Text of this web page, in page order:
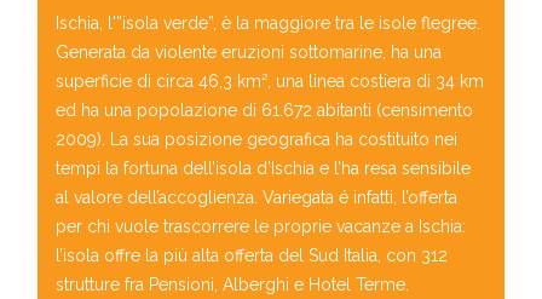
Ischia, l'”isola verde”, è la maggiore tra le isole flegree.
Generata da violente eruzioni sottomarine, ha una
superficie di circa 46,3 km², una linea costiera di 34 km
ed ha una popolazione di 61.672 abitanti (censimento
2009). La sua posizione geografica ha costituito nei
tempi la fortuna dell’isola d’Ischia e l’ha resa sensibile
al valore dell’accoglienza. Variegata é infatti, l’offerta
per chi vuole trascorrere le proprie vacanze a Ischia:
l’isola offre la più alta offerta del Sud Italia, con 312
strutture fra Pensioni, Alberghi e Hotel Terme.